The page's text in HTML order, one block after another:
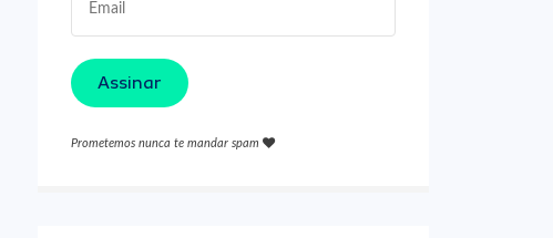
Assinar
Prometemos nunca te mandar spam